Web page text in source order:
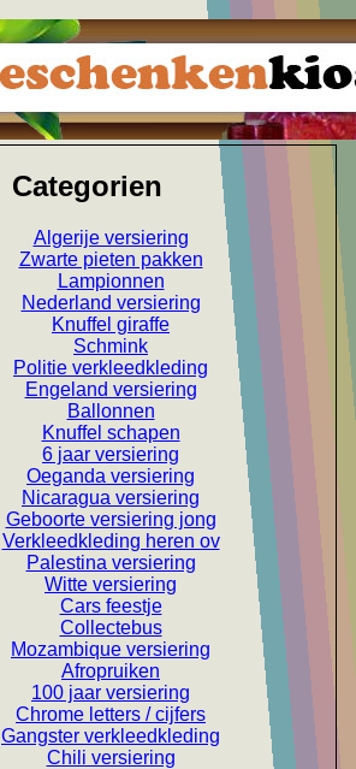
Categorien
Algerije versiering
Zwarte pieten pakken
Lampionnen
Nederland versiering
Knuffel giraffe
Schmink
Politie verkleedkleding
Engeland versiering
Ballonnen
Knuffel schapen
6 jaar versiering
Oeganda versiering
Nicaragua versiering
Geboorte versiering jong
Verkleedkleding heren ov
Palestina versiering
Witte versiering
Cars feestje
Collectebus
Mozambique versiering
Afropruiken
100 jaar versiering
Chrome letters / cijfers
Gangster verkleedkleding
Chili versiering